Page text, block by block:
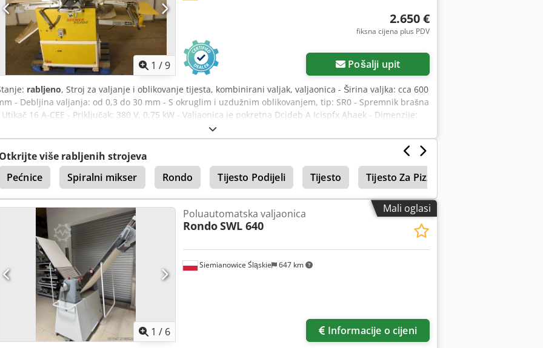
1 /9
2.650 €
fiksna cijena plus PDV
Pošalji upit
rabljeno, Stroj za valjanje i oblikovanje tijesta, kombinirani valjak, valjaonica - Širina valjka: cca 600
- Debljina valjanja: od 0,3 do 30 mm - S okruglim i uzdužnim oblikovanjem, tip: SR0 - Spremnik brašna
Utikač 16 A-CEE - Priključak: 380 V, 0,75 kW - Valjaonica je pokretna Dcjdeb A Icispfx Ahaek - Dimenzije:
Otkrijte više rabljenih strojeva
Pećnice
Spiralni mikser Rondo Tijesto Podijeli Tijesto Tijesto Za Pizze
Mali oglasi
1 / 6
Siemianowice Śląskie 647 km
Poluautomatska valjaonica
RondoSWL 640
Informacije o cijeni